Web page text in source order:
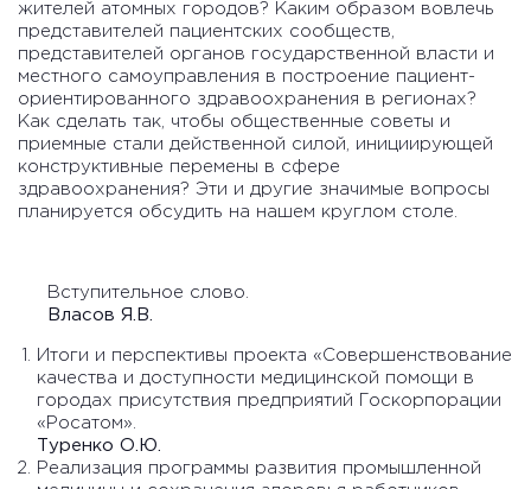
жителей атомных городов? Каким образом вовлечь
представителей пациентских сообществ,
представителей органов государственной власти и
местного самоуправления в построение пациент-
ориентированного здравоохранения в регионах?
Как сделать так, чтобы общественные советы и
приемные стали действенной силой, инициирующей
конструктивные перемены в сфере
здравоохранения? Эти и другие значимые вопросы
планируется обсудить на нашем круглом столе.
Вступительное слово.
Власов Я.В.
Итоги и перспективы проекта «Совершенствование
качества и доступности медицинской помощи в
городах присутствия предприятий Госкорпорации
«Росатом».
Туренко О.Ю.
Реализация программы развития промышленной